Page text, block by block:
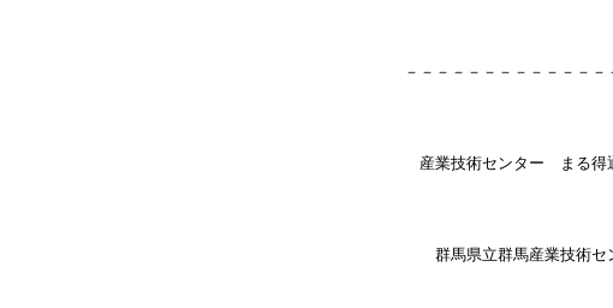
－－－－－－－－－－－－
産業技術センター　まる
群馬県立群馬産業技術